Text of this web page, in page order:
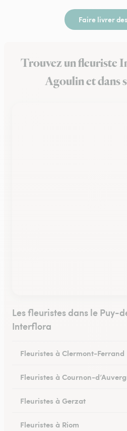
Faire livrer
Trouvez un fleuriste
Agoulin et dans
Les fleuristes dans le Puy-
Interflora
Fleuristes à Clermont-Ferrand
Fleuristes à Cournon-
Fleuristes à Gerzat
Fleuristes à Riom